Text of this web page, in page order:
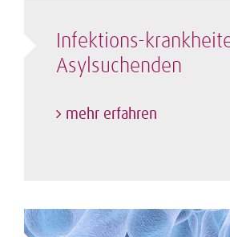
Infektions-
Asylsuchenden
mehr erfahren